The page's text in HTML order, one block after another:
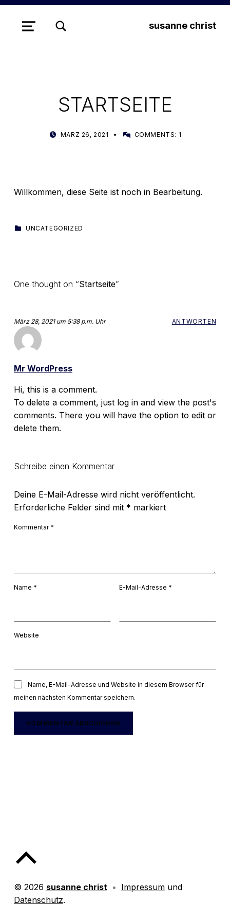
susanne christ
MENU
Suchen nach:
STARTSEITE
POSTED ON:
MÄRZ 26, 2021 WRITTEN BY:
TIMCHRIST_UBZ85O7X
COMMENTS: 1
Willkommen, diese Seite ist noch in Bearbeitung.
CATEGORIZED IN:
UNCATEGORIZED
One thought on “Startseite”
Mr WordPress
März 28, 2021 um 5:38 p.m. Uhr
Hi, this is a comment.
To delete a comment, just log in and view the post's
comments. There you will have the option to edit or
delete them.
ANTWORTEN
Schreibe einen Kommentar
Deine E-Mail-Adresse wird nicht veröffentlicht.
Erforderliche Felder sind mit * markiert
Kommentar *
Name * E-Mail-Adresse *
Website
Name, E-Mail-Adresse und Website in diesem Browser für
meinen nächsten Kommentar speichern.
© 2026 susanne christ • Impressumund
Datenschutz.